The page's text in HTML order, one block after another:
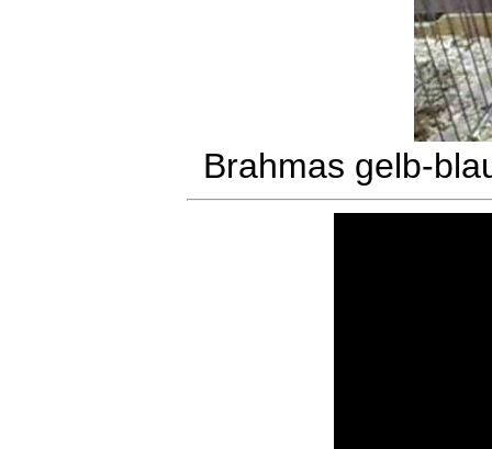
Brahmas gelb-